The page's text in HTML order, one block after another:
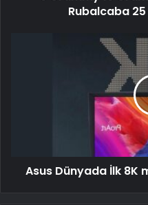
Rubalcaba
Asus Dünyada İlk 8K